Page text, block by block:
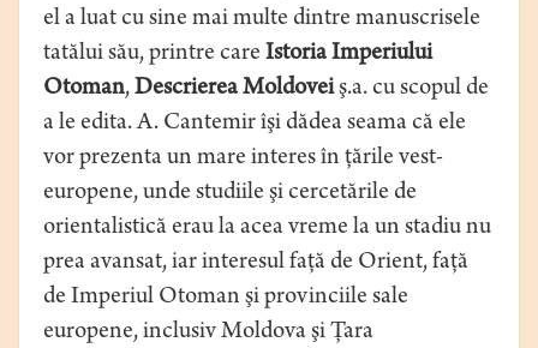
el a luat cu sine mai multe dintre manuscrisele
tatălui său, printre care Istoria Imperiului
Otoman,Descrierea Moldoveiş.a. cu scopul de
a le edita. A. Cantemir îşi dădea seama că ele
vor prezenta un mare interes în ţările vest-
europene, unde studiile şi cercetările de
orientalistică erau la acea vreme la un stadiu nu
prea avansat, iar interesul faţă de Orient, faţă
de Imperiul Otoman şi provinciile sale
europene, inclusiv Moldova şi Ţara